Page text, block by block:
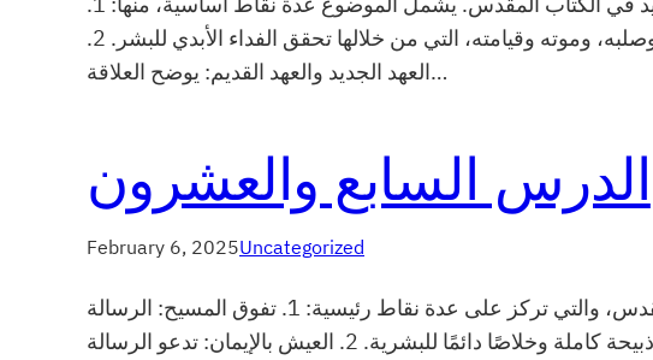
تعريف كلمة “إنجيل”: يشير إلى الأخبار السارة التي جلبها المسيح، ويشرح أنه يشمل تعاليم المسيح، وصلبه، وموته وقيامته، التي من خلالها تحقق الفداء الأبدي للبشر. 2.
العهد الجديد والعهد القديم: يوضح العلاقة…
الدرس السابع والعشرون
February 6, 2025Uncategorized
الرسالة إلى العبرانيين في الكتاب المقدس الموضوع يتكلم عن الرسالة إلى العبرانيين في الكتاب المقدس، والتي تركز على عدة نقاط رئيسية: 1. تفوق المسيح: الرسالة
تؤكد على أن المسيح هو الوسيط الأعظم والأفضل من جميع الكهنة في العهد القديم، وأنه قدم ذبيحة كاملة وخلاصًا دائمًا للبشرية. 2. العيش بالإيمان: تدعو الرسالة